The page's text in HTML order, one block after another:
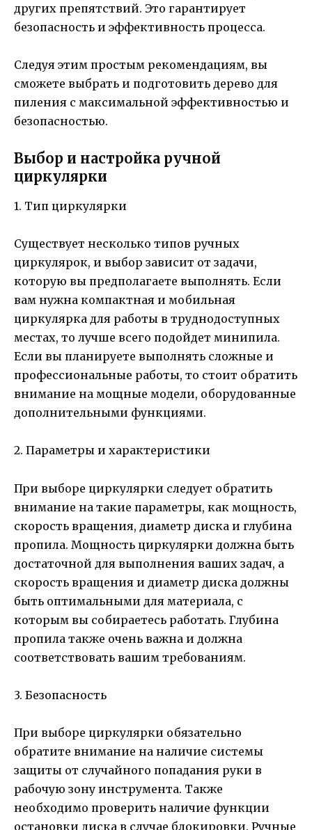
других препятствий. Это гарантирует
безопасность и эффективность процесса.
Следуя этим простым рекомендациям, вы
сможете выбрать и подготовить дерево для
пиления с максимальной эффективностью и
безопасностью.
Выбор и настройка ручной
циркулярки
1. Тип циркулярки
Существует несколько типов ручных
циркулярок, и выбор зависит от задачи,
которую вы предполагаете выполнять. Если
вам нужна компактная и мобильная
циркулярка для работы в труднодоступных
местах, то лучше всего подойдет минипила.
Если вы планируете выполнять сложные и
профессиональные работы, то стоит обратить
внимание на мощные модели, оборудованные
дополнительными функциями.
2. Параметры и характеристики
При выборе циркулярки следует обратить
внимание на такие параметры, как мощность,
скорость вращения, диаметр диска и глубина
пропила. Мощность циркулярки должна быть
достаточной для выполнения ваших задач, а
скорость вращения и диаметр диска должны
быть оптимальными для материала, с
которым вы собираетесь работать. Глубина
пропила также очень важна и должна
соответствовать вашим требованиям.
3. Безопасность
При выборе циркулярки обязательно
обратите внимание на наличие системы
защиты от случайного попадания руки в
рабочую зону инструмента. Также
необходимо проверить наличие функции
остановки диска в случае блокировки. Ручные